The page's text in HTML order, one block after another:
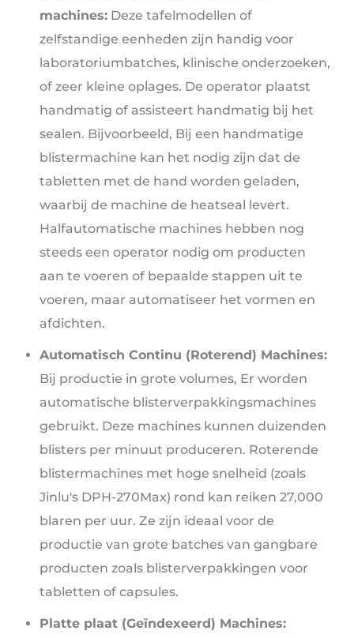
machines: Deze tafelmodellen of
zelfstandige eenheden zijn handig voor
laboratoriumbatches, klinische onderzoeken,
of zeer kleine oplages. De operator plaatst
handmatig of assisteert handmatig bij het
sealen. Bijvoorbeeld, Bij een handmatige
blistermachine kan het nodig zijn dat de
tabletten met de hand worden geladen,
waarbij de machine de heatseal levert.
Halfautomatische machines hebben nog
steeds een operator nodig om producten
aan te voeren of bepaalde stappen uit te
voeren, maar automatiseer het vormen en
afdichten.
Automatisch Continu (Roterend) Machines:
Bij productie in grote volumes, Er worden
automatische blisterverpakkingsmachines
gebruikt. Deze machines kunnen duizenden
blisters per minuut produceren. Roterende
blistermachines met hoge snelheid (zoals
Jinlu's DPH-270Max) rond kan reiken 27,000
blaren per uur. Ze zijn ideaal voor de
productie van grote batches van gangbare
producten zoals blisterverpakkingen voor
tabletten of capsules.
Platte plaat (Geïndexeerd) Machines: